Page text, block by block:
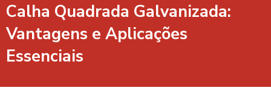
Calha Quadrada Galvanizada:
Vantagens e Aplicações
Essenciais